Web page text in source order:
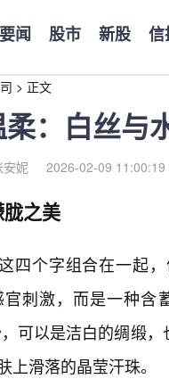
要闻 股市 新股 信
> 正文
：白丝与
安妮 2026-02-09 11:00:19
之美
四个字组合在一起
刺激，而是一种含
可以是洁白的绸缎
滑落的晶莹汗珠。